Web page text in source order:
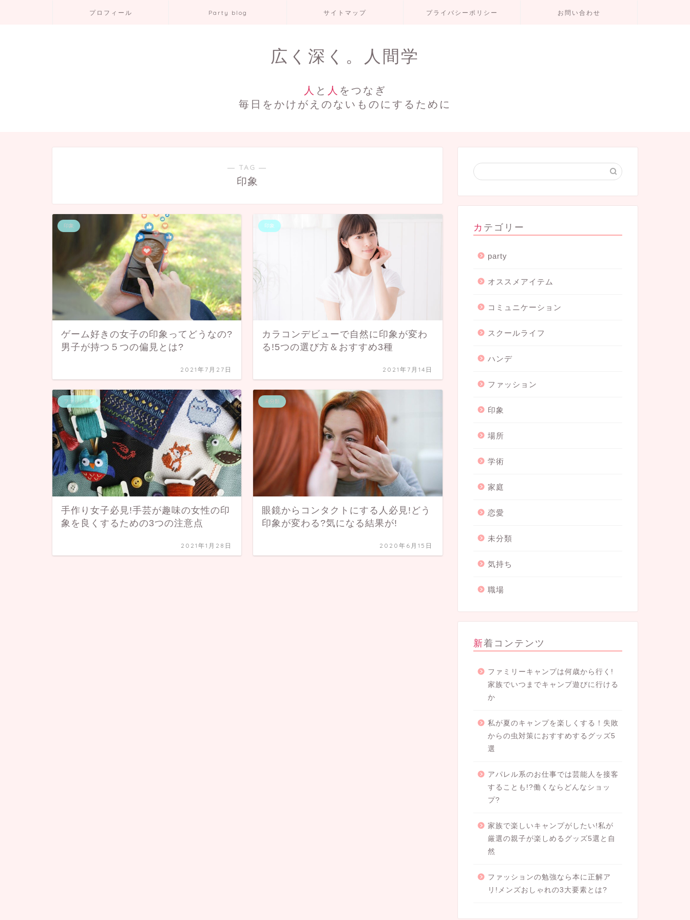
プロフィール Party blog サイトマップ プライバシーポリシー お問い合わせ
広く深く。人間学
人 と 人 をつなぎ
毎日をかけがえのないものにするために
― TAG ―
印象
印象
ゲーム好きの女子の印象ってどうなの?
男子が持つ５つの偏見とは?
2021年7月27日
印象
カラコンデビューで自然に印象が変わ
る!5つの選び方＆おすすめ3種
2021年7月14日
ファッション
手作り女子必見!手芸が趣味の女性の印
象を良くするための3つの注意点
2021年1月28日
未分類
眼鏡からコンタクトにする人必見!どう
印象が変わる?気になる結果が!
2020年6月15日
カテゴリー
party
オススメアイテム
コミュニケーション
スクールライフ
ハンデ
ファッション
印象
場所
学術
家庭
恋愛
未分類
気持ち
職場
新着コンテンツ
ファミリーキャンプは何歳から行く!
家族でいつまでキャンプ遊びに行ける
か
私が夏のキャンプを楽しくする！失敗
からの虫対策におすすめするグッズ5
選
アパレル系のお仕事では芸能人を接客
することも!?働くならどんなショッ
プ?
家族で楽しいキャンプがしたい!私が
厳選の親子が楽しめるグッズ5選と自
然
ファッションの勉強なら本に正解ア
リ!メンズおしゃれの3大要素とは?